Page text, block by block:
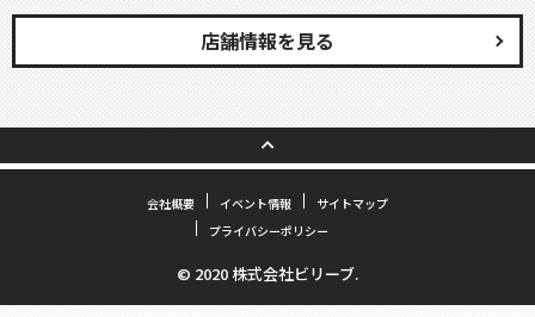
店舗情報を見る
会社概要 イベント情報
サイトマップ
プライバシーポリシー
© 2020 株式会社ビリーブ.